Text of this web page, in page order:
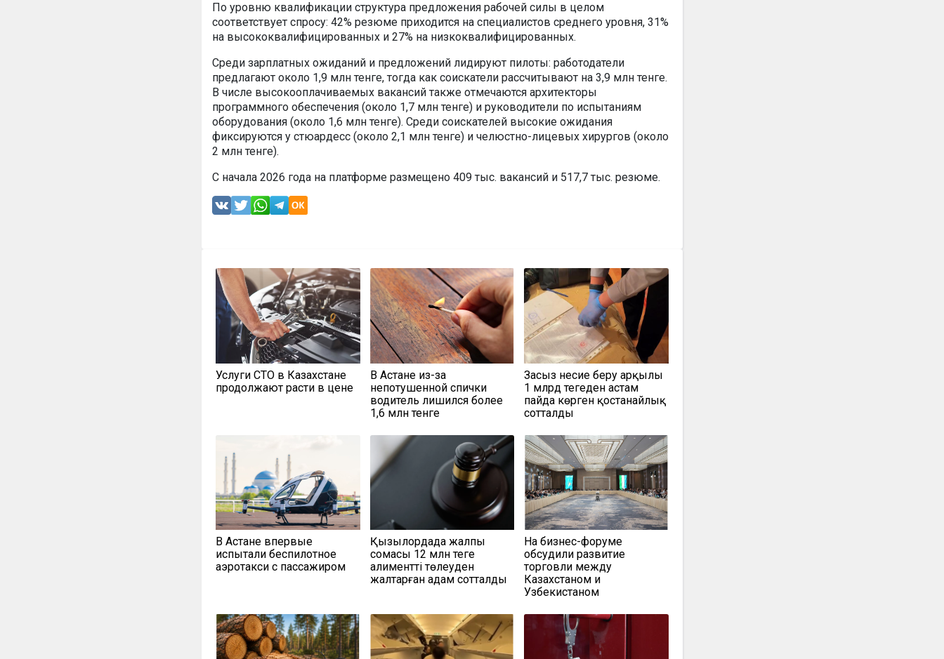
По уровню квалификации структура предложения рабочей силы в целом
соответствует спросу: 42% резюме приходится на специалистов среднего уровня, 31%
на высококвалифицированных и 27% на низкоквалифицированных.
Среди зарплатных ожиданий и предложений лидируют пилоты: работодатели
предлагают около 1,9 млн тенге, тогда как соискатели рассчитывают на 3,9 млн тенге.
В числе высокооплачиваемых вакансий также отмечаются архитекторы
программного обеспечения (около 1,7 млн тенге) и руководители по испытаниям
оборудования (около 1,6 млн тенге). Среди соискателей высокие ожидания
фиксируются у стюардесс (около 2,1 млн тенге) и челюстно-лицевых хирургов (около
2 млн тенге).
С начала 2026 года на платформе размещено 409 тыс. вакансий и 517,7 тыс. резюме.
Услуги СТО в Казахстане
продолжают расти в цене
В Астане из-за
непотушенной спички
водитель лишился более
1,6 млн тенге
Заңсыз несие беру арқылы
1 млрд теңгеден астам
пайда көрген қостанайлық
сотталды
В Астане впервые
испытали беспилотное
аэротакси с пассажиром
Қызылордада жалпы
сомасы 12 млн теңге
алиментті төлеуден
жалтарған адам сотталды
На бизнес-форуме
обсудили развитие
торговли между
Казахстаном и
Узбекистаном